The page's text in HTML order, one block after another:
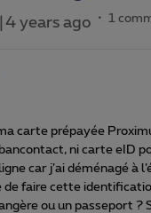
years ago 1
carte prépayée
ni carte eID
car j’ai déménagé à
de faire cette
ou un passeport ?